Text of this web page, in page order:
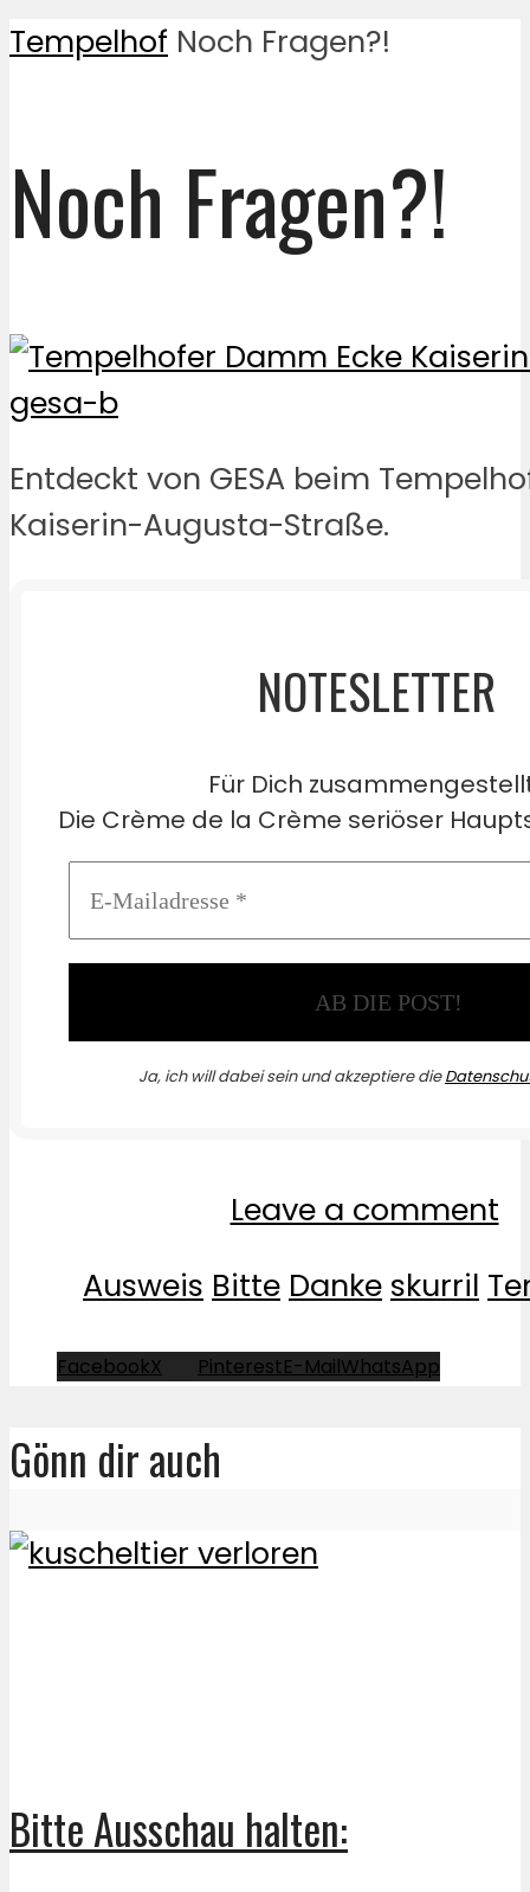
Tempelhof Noch Fragen?!
Noch Fragen?!
Entdeckt von GESA beim
Kaiserin-Augusta-Straße.
NOTESLETTER
Für Dich
Die Crème de la Crème seriöser
Ja, ich will dabei sein und akzeptiere die
Leave a comment
Ausweis Bitte Danke skurril
FacebookX PinterestE-MailWhatsApp
Gönn dir auch
Bitte Ausschau halten: